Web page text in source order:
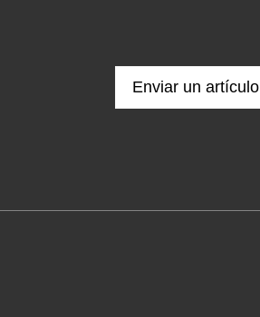
Enviar un artículo